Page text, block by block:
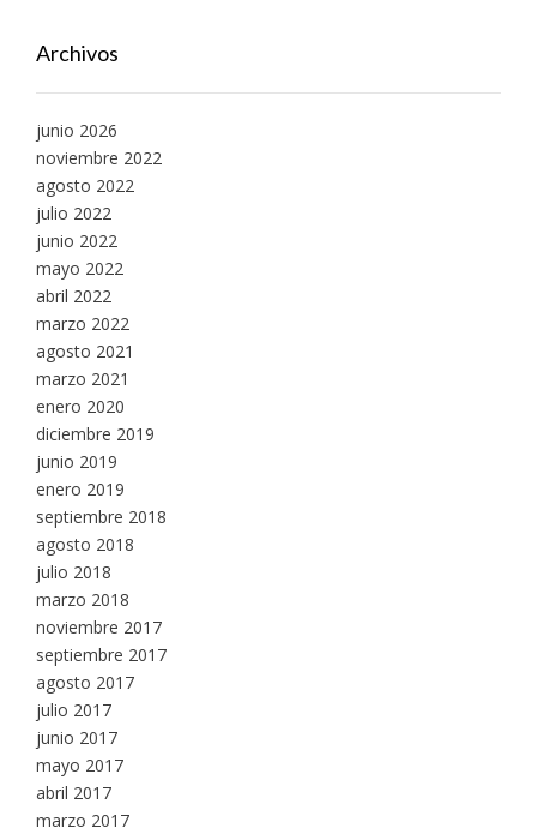
Archivos
junio 2026
noviembre 2022
agosto 2022
julio 2022
junio 2022
mayo 2022
abril 2022
marzo 2022
agosto 2021
marzo 2021
enero 2020
diciembre 2019
junio 2019
enero 2019
septiembre 2018
agosto 2018
julio 2018
marzo 2018
noviembre 2017
septiembre 2017
agosto 2017
julio 2017
junio 2017
mayo 2017
abril 2017
marzo 2017